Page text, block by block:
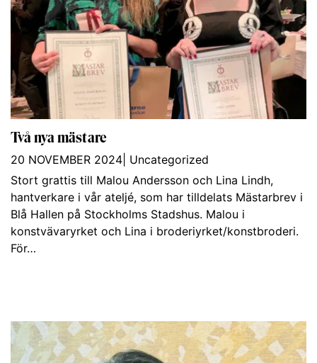
Två nya mästare
20 NOVEMBER 2024 Uncategorized
Stort grattis till Malou Andersson och Lina Lindh,
hantverkare i vår ateljé, som har tilldelats Mästarbrev i
Blå Hallen på Stockholms Stadshus. Malou i
konstvävaryrket och Lina i broderiyrket/konstbroderi.
För…